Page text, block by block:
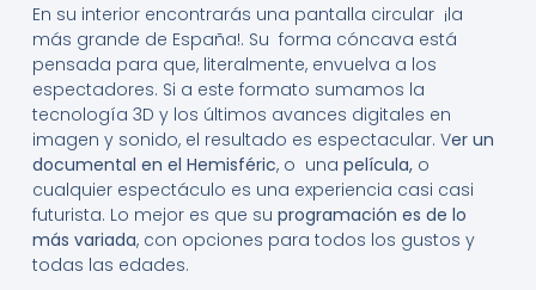
En su interior encontrarás una pantalla circular ¡la
más grande de España!. Su forma cóncava está
pensada para que, literalmente, envuelva a los
espectadores. Si a este formato sumamos la
tecnología 3D y los últimos avances digitales en
imagen y sonido, el resultado es espectacular. Ver un
documental en el Hemisféric, o una película, o
cualquier espectáculo es una experiencia casi casi
futurista. Lo mejor es que su programación es de lo
más variada, con opciones para todos los gustos y
todas las edades.